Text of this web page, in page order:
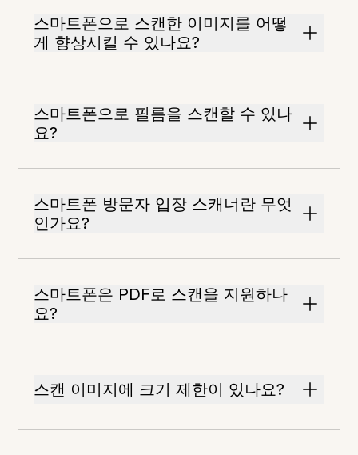
스마트폰으로 스캔한 이미지를 어떻
게 향상시킬 수 있나요?
스마트폰으로 필름을 스캔할 수 있나
요?
스마트폰 방문자 입장 스캐너란 무엇
인가요?
스마트폰은 PDF로 스캔을 지원하나
요?
스캔 이미지에 크기 제한이 있나요?